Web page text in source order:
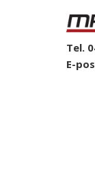
Tel.
E-